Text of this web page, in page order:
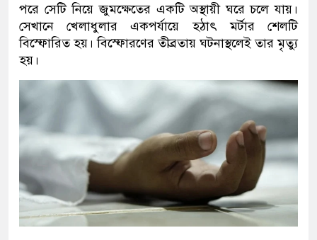
পরে সেটি নিয়ে জুমক্ষেতের একটি অস্থায়ী ঘরে চলে যায়।
সেখানে খেলাধুলার একপর্যায়ে হঠাৎ মর্টার শেলটি
বিস্ফোরিত হয়। বিস্ফোরণের তীব্রতায় ঘটনাস্থলেই তার মৃত্যু
হয়।